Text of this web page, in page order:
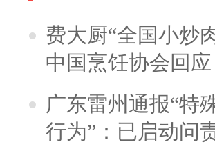
费大厨“全国小炒
中国烹饪协会回应
广东雷州通报“特
行为”：已启动问